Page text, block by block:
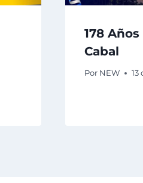
178
Cabal
Por NEW 13